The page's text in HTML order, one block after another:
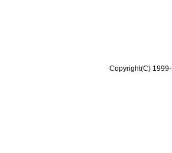
Copyright(C)